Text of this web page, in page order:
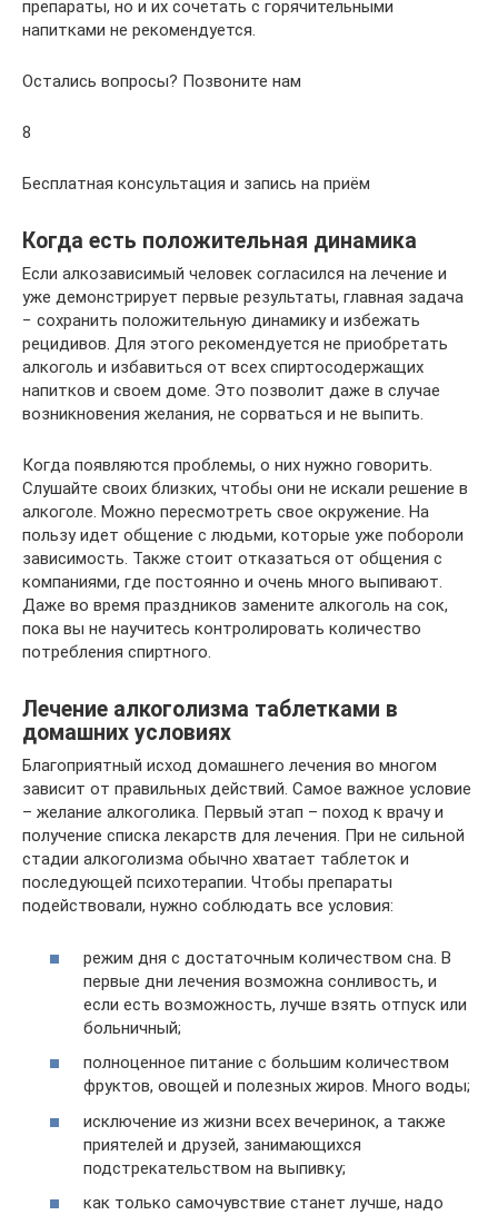
препараты, но и их сочетать с горячительными
напитками не рекомендуется.
Остались вопросы? Позвоните нам
8
Беcплатная консультация и запись на приём
Когда есть положительная динамика
Если алкозависимый человек согласился на лечение и
уже демонстрирует первые результаты, главная задача
− сохранить положительную динамику и избежать
рецидивов. Для этого рекомендуется не приобретать
алкоголь и избавиться от всех спиртосодержащих
напитков и своем доме. Это позволит даже в случае
возникновения желания, не сорваться и не выпить.
Когда появляются проблемы, о них нужно говорить.
Слушайте своих близких, чтобы они не искали решение в
алкоголе. Можно пересмотреть свое окружение. На
пользу идет общение с людьми, которые уже побороли
зависимость. Также стоит отказаться от общения с
компаниями, где постоянно и очень много выпивают.
Даже во время праздников замените алкоголь на сок,
пока вы не научитесь контролировать количество
потребления спиртного.
Лечение алкоголизма таблетками в
домашних условиях
Благоприятный исход домашнего лечения во многом
зависит от правильных действий. Самое важное условие
– желание алкоголика. Первый этап – поход к врачу и
получение списка лекарств для лечения. При не сильной
стадии алкоголизма обычно хватает таблеток и
последующей психотерапии. Чтобы препараты
подействовали, нужно соблюдать все условия:
режим дня с достаточным количеством сна. В
первые дни лечения возможна сонливость, и
если есть возможность, лучше взять отпуск или
больничный;
полноценное питание с большим количеством
фруктов, овощей и полезных жиров. Много воды;
исключение из жизни всех вечеринок, а также
приятелей и друзей, занимающихся
подстрекательством на выпивку;
как только самочувствие станет лучше, надо